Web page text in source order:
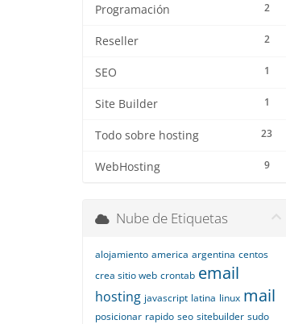
2
Programación
2
Reseller
1
SEO
1
Site Builder
23
Todo sobre hosting
9
WebHosting
Nube de Etiquetas
alojamiento america argentina centos
crea sitio web crontab email
hosting javascript latina linux mail
posicionar rapido seo sitebuilder sudo